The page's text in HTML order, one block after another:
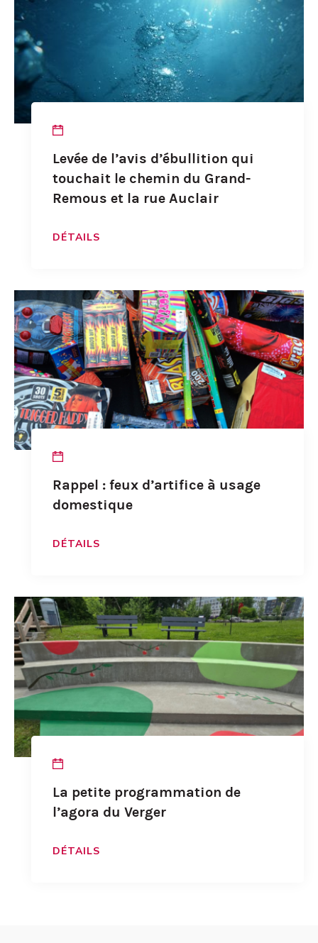
Levée de l’avis d’ébullition qui
touchait le chemin du Grand-
Remous et la rue Auclair
DÉTAILS
Rappel : feux d’artifice à usage
domestique
DÉTAILS
La petite programmation de
l’agora du Verger
DÉTAILS